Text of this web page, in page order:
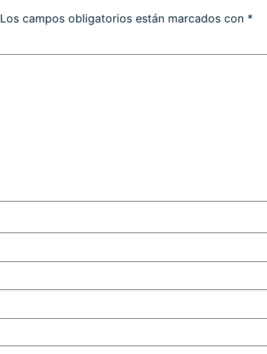
Los campos obligatorios están marcados con *